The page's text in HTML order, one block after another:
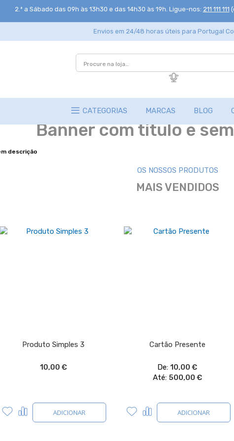
2.ª a Sábado das 09h às 13h30 e das 14h30 às 19h. Ligue-nos: 211 111 111
Envios em 24/48 horas úteis para Portugal
Pesquisar
CATEGORIAS MARCAS BLOG
Banner com título e
descrição
OS NOSSOS PRODUTOS
MAIS VENDIDOS
Produto Simples 3
10,00 €
ADICIONAR
AdicionarComparar
Cartão Presente
De 10,00 €
Até 500,00 €
ADICIONAR
AdicionarComparar